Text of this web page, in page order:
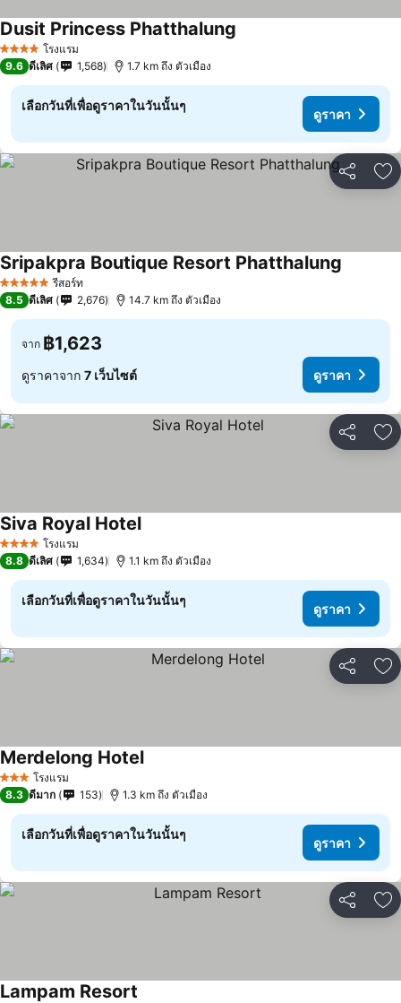
4 ดาว โรงแรม
Dusit Princess Phatthalung
9.6 ดีเลิศ 1,568 1.7 km ถึง ตัวเมือง
เลือกวันที่เพื่อดูราคาในวันนั้นๆ
ดูราคา
แชร์ เ
5 ดาว รีสอร์ท
Sripakpra Boutique Resort Phatthalung
8.5 ดีเลิศ 2,676 14.7 km ถึง ตัวเมือง
จาก ฿1,623
ดูราคาจาก 7 เว็บไซต์ ดูราคา
แชร์ เ
4 ดาว โรงแรม
Siva Royal Hotelดูราคา
8.8 ดีเลิศ 1,634 1.1 km ถึง ตัวเมือง
เลือกวันที่เพื่อดูราคาในวันนั้นๆ
ดูราคา
แชร์ เ
3 ดาว โรงแรม
Merdelong Hotelดูราคา
8.3 ดีมาก 153 1.3 km ถึง ตัวเมือง
เลือกวันที่เพื่อดูราคาในวันนั้นๆ
ดูราคา
แชร์ เ
Lampam Resort